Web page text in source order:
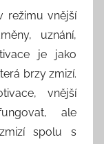
režimu vnější
uznání,
je jako
brzy zmizí.
vnější
ale
spolu s